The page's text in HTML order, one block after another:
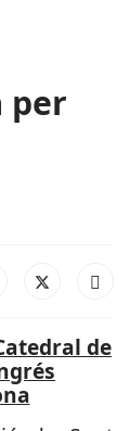
per
de